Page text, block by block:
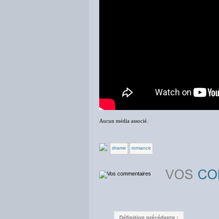
Aucun média associé.
drame romance
Définition précédente :